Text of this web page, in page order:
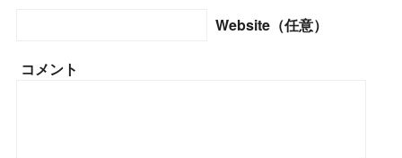
Website（任意）
コメント